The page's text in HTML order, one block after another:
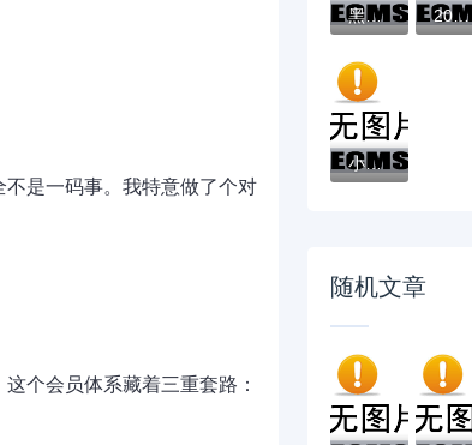
是一码事。我特意做了个对
个会员体系藏着三重套路：
黑户有逾期哪里能借到钱啊急用！看这5个黑户... 2025不看征信负债的网贷百分百下款，最新5个...
小辉贷容易下款吗就选这7个4千元黑户无条件...
随机文章